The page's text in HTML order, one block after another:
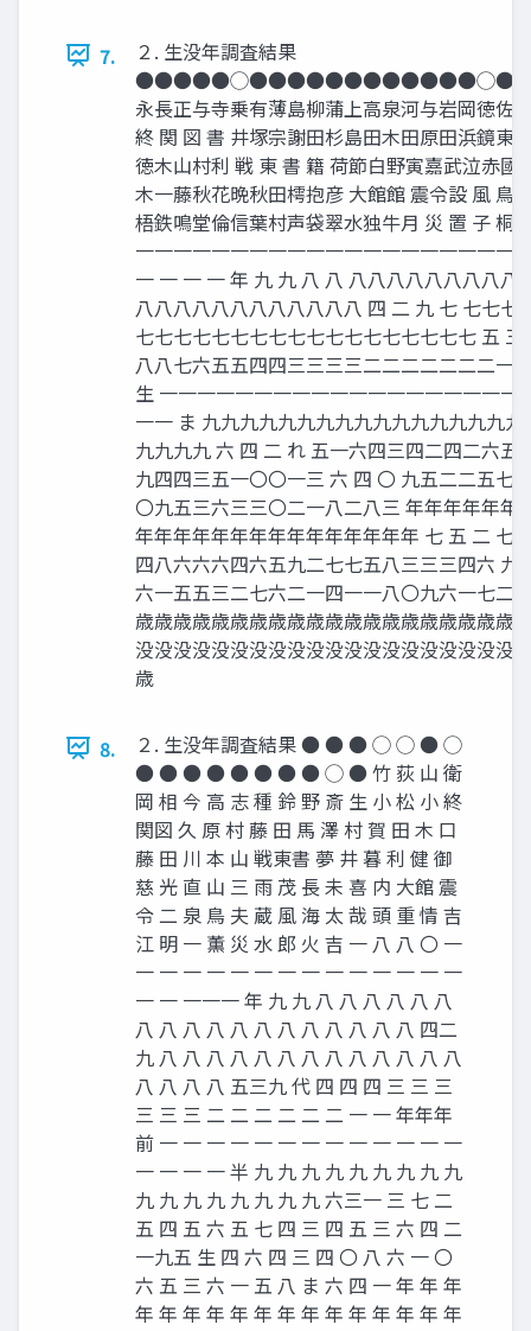
7.
２. 生没年調査結果
永長正与寺乗有薄島柳蒲上高泉河与岩岡徳佐
終 関 図 書 井塚宗謝田杉島田木田原田浜鏡東
徳木山村利 戦 東 書 籍 荷節白野寅嘉武泣赤國
木一藤秋花晩秋田樗抱彦 大館館 震令設 風 鳥
梧鉄鳴堂倫信葉村声袋翠水独牛月 災 置 子 桐
一一一一一一一一一一一一一一一一一一一一
一 一 一 一 年 九 九 八 八 八八八八八八八八八
八八八八八八八八八八八八 四 二 九 七 七七七
七七七七七七七七七七七七七七七七七七 五
八八七六五五四四三三三三二二二二二二二一
生 一一一一一一一一一一一一一一一一一一一
一一 ま 九九九九九九九九九九九九九九九九
九九九九 六 四 二 れ 五一六四三四二四二六五
九四四三五一〇〇一三 六 四 〇 九五二二五七
〇九五三六三三〇二一八二八三 年年年年年年
年年年年年年年年年年年年年年年 七 五 二 七
四八六六六四六五九二七七五八三三三四六 九
六一五五三二七六二一四一一八〇九六一七二
歳歳歳歳歳歳歳歳歳歳歳歳歳歳歳歳歳歳歳歳
没没没没没没没没没没没没没没没没没没没没
歳
8.
２. 生没年調査結果 ● ● ● ◯ ◯ ● ◯
● ● ● ● ● ● ● ● ◯ ● 竹 荻 山 衛
岡 相 今 高 志 種 鈴 野 斎 生 小 松 小 終
関図 久 原 村 藤 田 馬 澤 村 賀 田 木 口
藤 田 川 本 山 戦東書 夢 井 暮 利 健 御
慈 光 直 山 三 雨 茂 長 未 喜 内 大館 震
令 二 泉 鳥 夫 蔵 風 海 太 哉 頭 重 情 吉
江 明 一 薫 災 水 郎 火 吉 一 八 八 〇 一
一 一 一 一 一 一 一 一 一 一 一 一 一 一
一 一 一一一 年 九 九 八 八 八 八 八 八
八 八 八 八 八 八 八 八 八 八 八 八 四二
九 八 八 八 八 八 八 八 八 八 八 八 八 八
八 八 八 八 五三九 代 四 四 四 三 三 三
三 三 三 二 二 二 二 二 二 一 一 年年年
前 一 一 一 一 一 一 一 一 一 一 一 一 一
一 一 一 一 半 九 九 九 九 九 九 九 九 九
九 九 九 九 九 九 九 九 六三一 三 七 二
五 四 五 六 五 七 四 三 四 五 三 六 四 二
一九五 生 四 六 四 三 四 〇 八 六 一 〇
六 五 三 六 一 五 八 ま 六 四 一 年 年 年
年 年 年 年 年 年 年 年 年 年 年 年 年 年